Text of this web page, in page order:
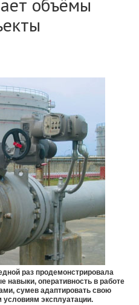
объёмы
раз продемонстрировала
навыки, оперативность в работе
сумев адаптировать свою
эксплуатации.